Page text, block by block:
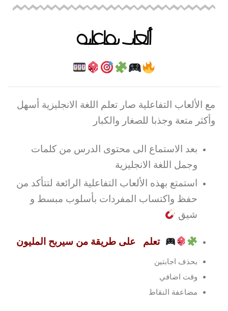
ألعاب تفاعلية
مع الألعاب التفاعلية صار تعلم اللغة الانجليزية أسهل
وأكثر متعة وجذبا للصغار والكبار
بعد الاستماع الى محتوى الدرس من كلمات
وجمل اللغة الانجليزية
استمتع بهذه الألعاب التفاعلية الرائعة لتتأكد من
حفظ واكتساب المفردات بأسلوب مبسط و
شيق
تعلم على طريقة من سيربح المليون
بحذف اجابتين
وقت اضافي
مضاعفة النقاط